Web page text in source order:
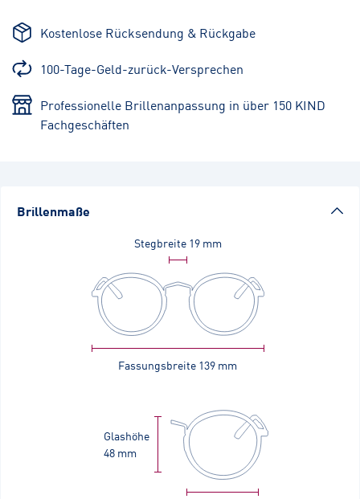
Kostenlose Rücksendung & Rückgabe
100-Tage-Geld-zurück-Versprechen
Professionelle Brillenanpassung in über 150 KIND
Fachgeschäften
Brillenmaße
Stegbreite 19 mm
Fassungsbreite 139 mm
Glashöhe
48 mm